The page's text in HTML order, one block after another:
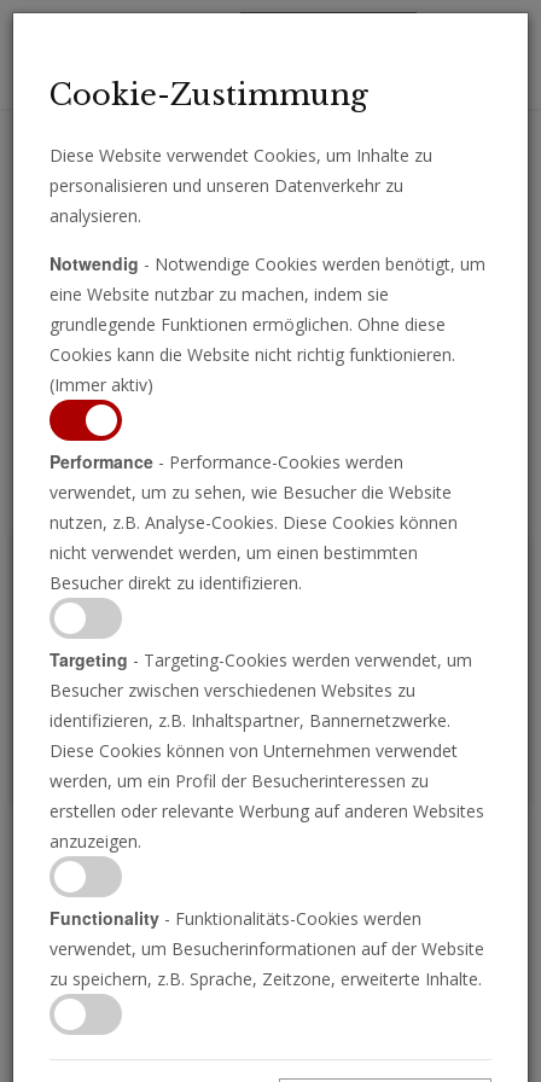
Erhalten Sie wichtige Analysen, Kommentare und Nachrichten
Programm ansehen
P
Henoch – der Siebte von
Adam
12.05.2023 • 23 Minuten
Ein Vers in Judas verwirrt die Bibelexperten.
Erfahren Sie, was er bedeutet – und wie er so
Cookie-Zustimmung
Diese Website verwendet Cookies, um Inhalte zu
personalisieren und unseren Datenverkehr zu
analysieren.
Notwendig - Notwendige Cookies werden benötigt, um
eine Website nutzbar zu machen, indem sie
grundlegende Funktionen ermöglichen. Ohne diese
Cookies kann die Website nicht richtig funktionieren.
(Immer aktiv)
Performance - Performance-Cookies werden
verwendet, um zu sehen, wie Besucher die Website
nutzen, z.B. Analyse-Cookies. Diese Cookies können
nicht verwendet werden, um einen bestimmten
Besucher direkt zu identifizieren.
Targeting - Targeting-Cookies werden verwendet, um
Besucher zwischen verschiedenen Websites zu
identifizieren, z.B. Inhaltspartner, Bannernetzwerke.
Diese Cookies können von Unternehmen verwendet
werden, um ein Profil der Besucherinteressen zu
erstellen oder relevante Werbung auf anderen Websites
anzuzeigen.
Functionality - Funktionalitäts-Cookies werden
verwendet, um Besucherinformationen auf der Website
zu speichern, z.B. Sprache, Zeitzone, erweiterte Inhalte.